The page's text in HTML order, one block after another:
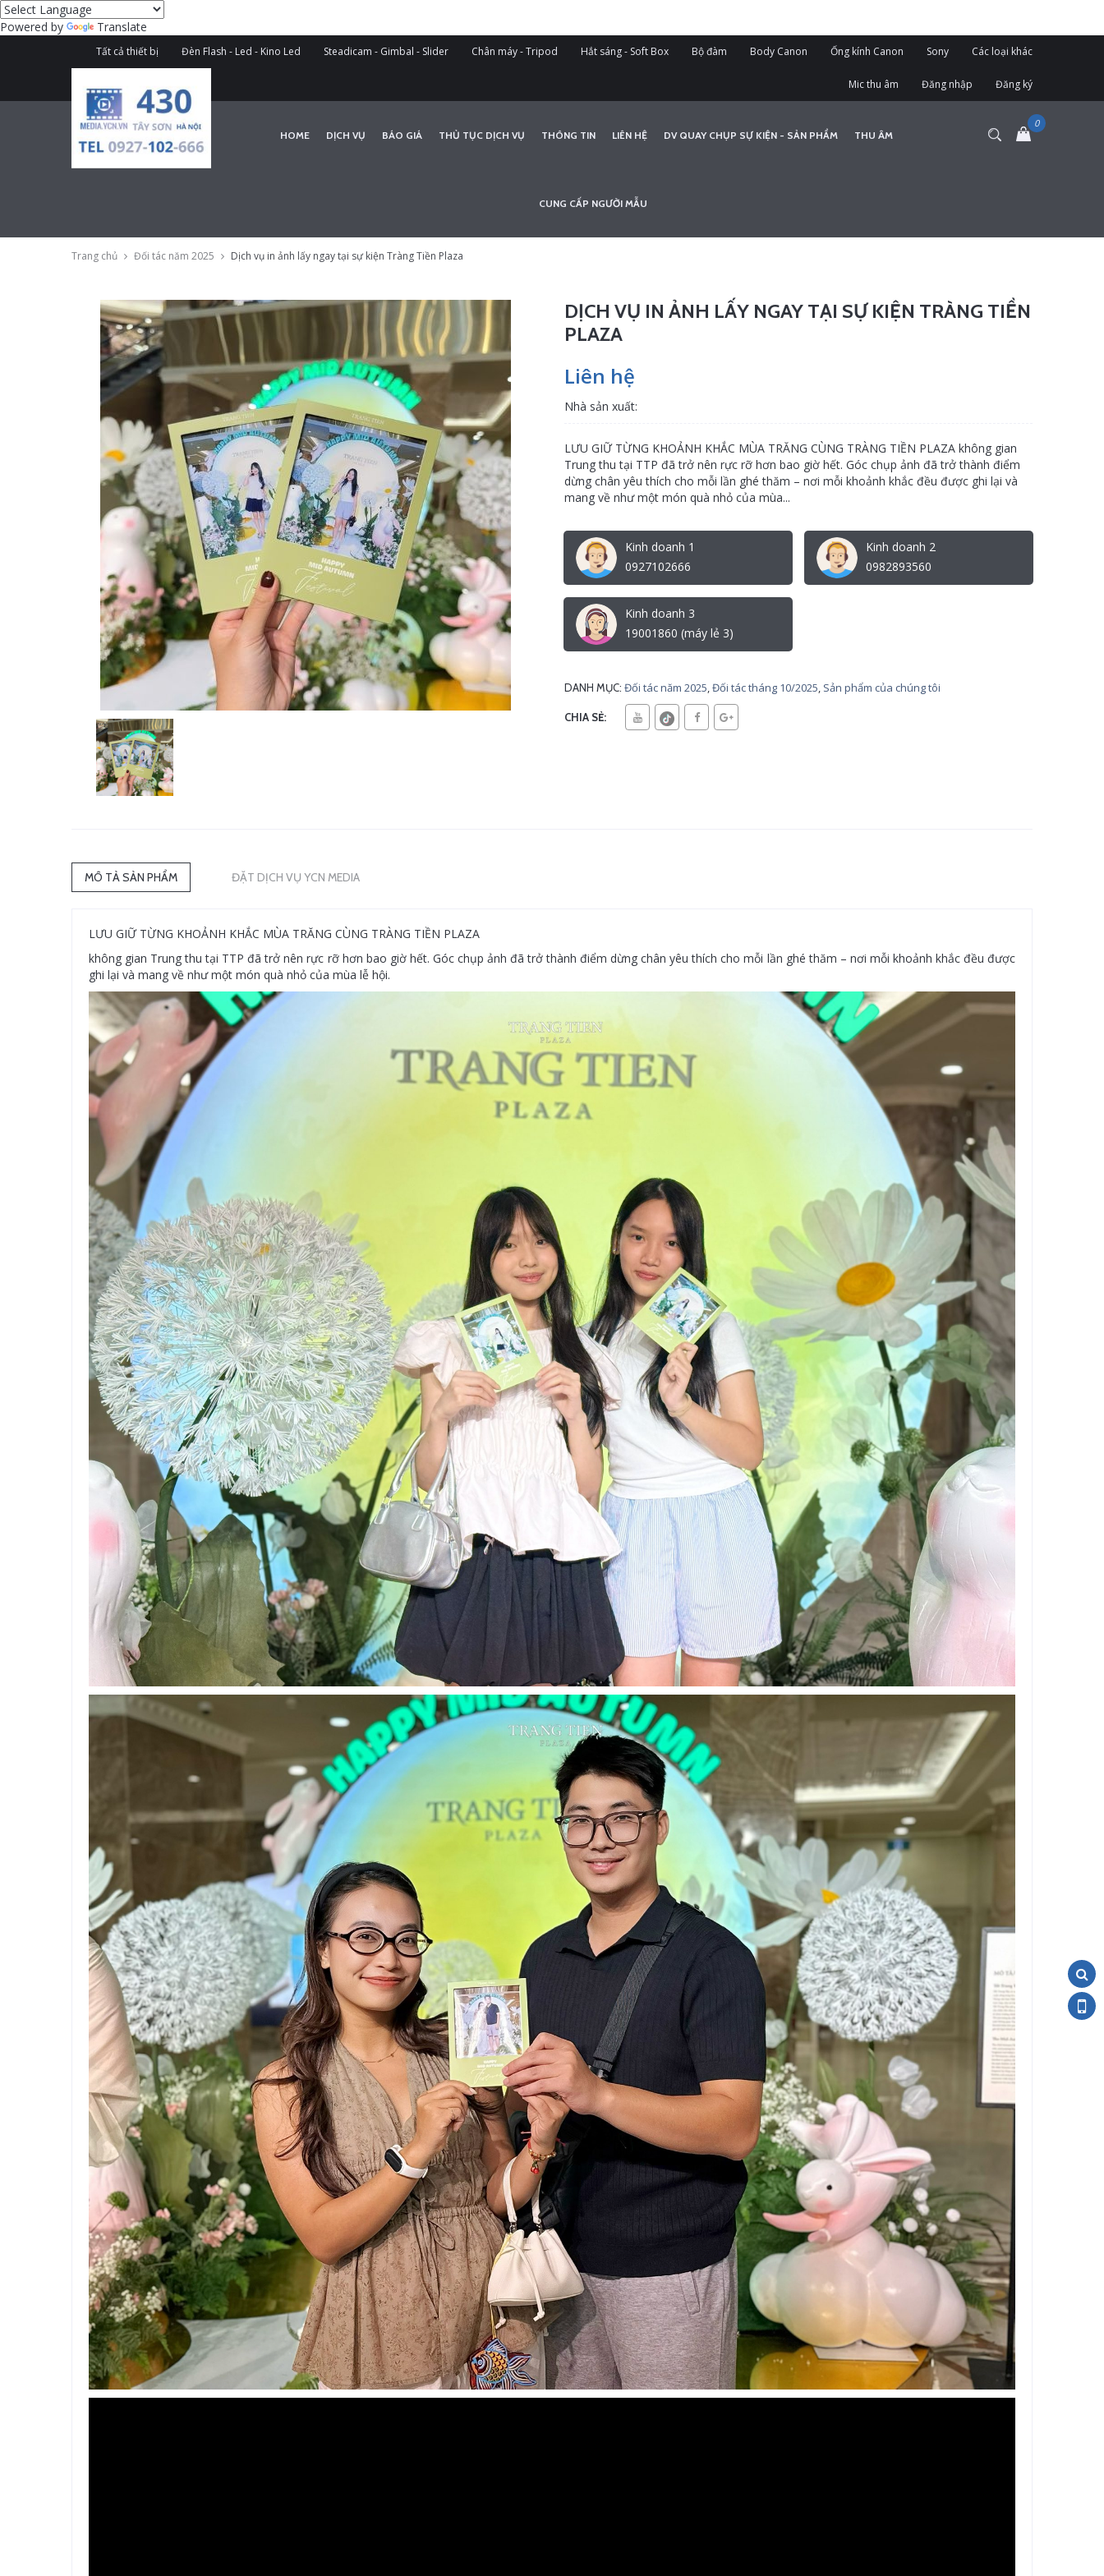
Powered by Translate
Tất cả thiết bị Đèn Flash - Led - Kino Led Steadicam - Gimbal - Slider Chân máy - Tripod Hắt sáng - Soft Box Bộ đàm Body Canon Ống kính Canon Sony Các loại khác
Mic thu âm Đăng nhập Đăng ký
HOME DỊCH VỤ BÁO GIÁ THỦ TỤC DỊCH VỤ THÔNG TIN LIÊN HỆ DV QUAY CHỤP SỰ KIỆN - SẢN PHẨM THU ÂM
CUNG CẤP NGƯỜI MẪU
Trang chủ Đối tác năm 2025 Dịch vụ in ảnh lấy ngay tại sự kiện Tràng Tiền Plaza
DỊCH VỤ IN ẢNH LẤY NGAY TẠI SỰ KIỆN TRÀNG TIỀN
PLAZA
Liên hệ
Nhà sản xuất:
LƯU GIỮ TỪNG KHOẢNH KHẮC MÙA TRĂNG CÙNG TRÀNG TIỀN PLAZA không gian
Trung thu tại TTP đã trở nên rực rỡ hơn bao giờ hết. Góc chụp ảnh đã trở thành điểm
dừng chân yêu thích cho mỗi lần ghé thăm – nơi mỗi khoảnh khắc đều được ghi lại và
mang về như một món quà nhỏ của mùa...
Kinh doanh 1
0927102666
Kinh doanh 2
0982893560
Kinh doanh 3
19001860 (máy lẻ 3)
DANH MỤC: Đối tác năm 2025,Đối tác tháng 10/2025, Sản phẩm của chúng tôi
CHIA SẺ:
MÔ TẢ SẢN PHẨM ĐẶT DỊCH VỤ YCN MEDIA
LƯU GIỮ TỪNG KHOẢNH KHẮC MÙA TRĂNG CÙNG TRÀNG TIỀN PLAZA
không gian Trung thu tại TTP đã trở nên rực rỡ hơn bao giờ hết. Góc chụp ảnh đã trở thành điểm dừng chân yêu thích cho mỗi lần ghé thăm – nơi mỗi khoảnh khắc đều được
ghi lại và mang về như một món quà nhỏ của mùa lễ hội.